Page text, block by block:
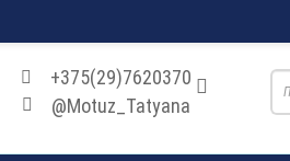
+375(29)7620370
@Motuz_Tatyana